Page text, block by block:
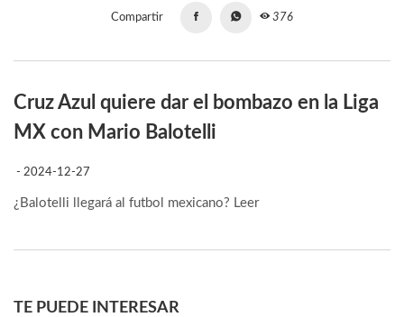
Compartir 376
Cruz Azul quiere dar el bombazo en la Liga
MX con Mario Balotelli
- 2024-12-27
¿Balotelli llegará al futbol mexicano? Leer
TE PUEDE INTERESAR